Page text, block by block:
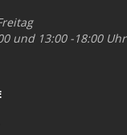
und 13:00 -18:00 Uhr